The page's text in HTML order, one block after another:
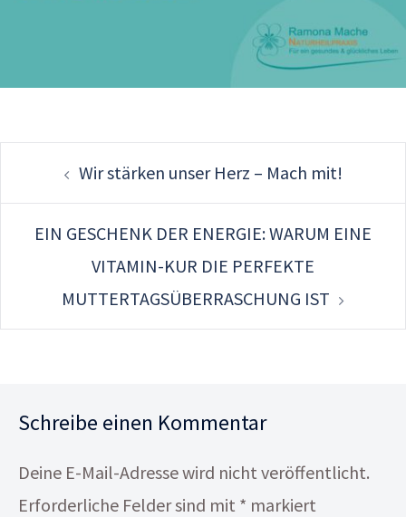
navigationWir stärken unser Herz – Mach mit!
EIN GESCHENK DER ENERGIE: WARUM EINE
VITAMIN-KUR DIE PERFEKTE
MUTTERTAGSÜBERRASCHUNG IST
Schreibe einen Kommentar
Deine E-Mail-Adresse wird nicht veröffentlicht.
Erforderliche Felder sind mit * markiert